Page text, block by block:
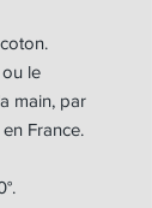
le
main, par
France.